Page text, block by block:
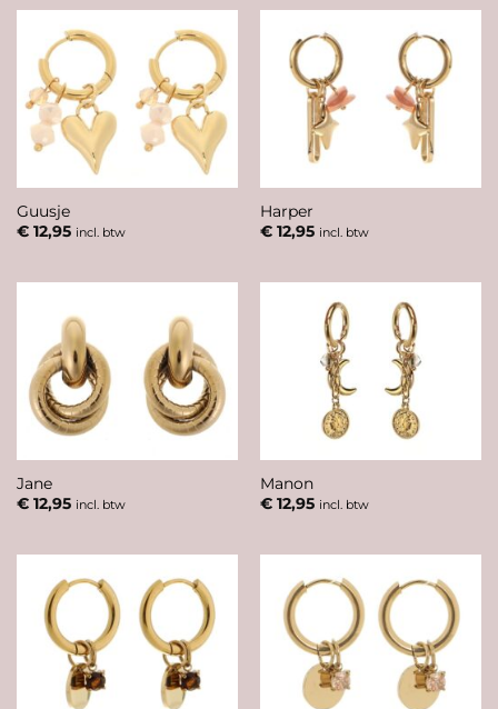
Guusje
€12,95 incl. btw
Harper
€12,95 incl. btw
Jane
€12,95 incl. btw
Manon
€12,95 incl. btw